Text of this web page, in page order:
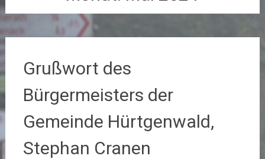
Grußwort des
Bürgermeisters der
Gemeinde Hürtgenwald,
Stephan Cranen